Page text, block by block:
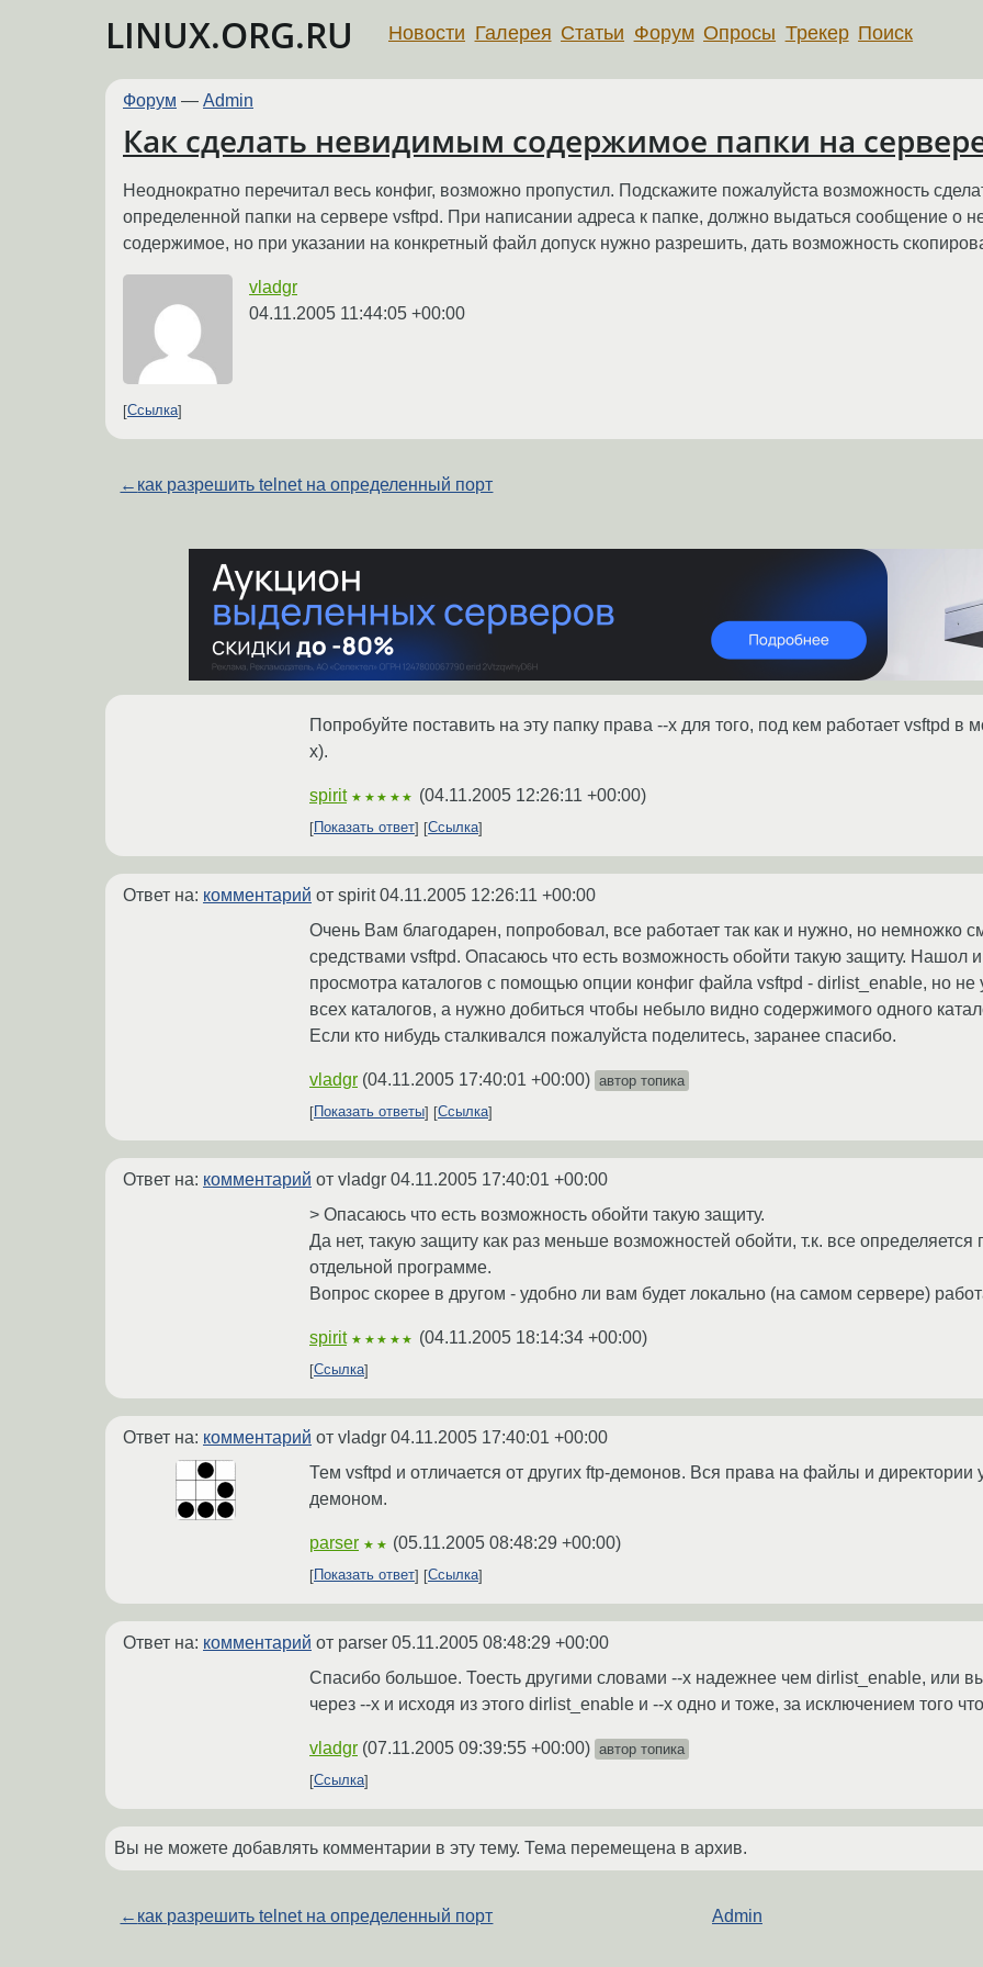
LINUX.ORG.RU Новости Галерея Статьи Форум Опросы Трекер Поиск
Форум — Admin
Как сделать невидимым содержимое папки на
Неоднократно перечитал весь конфиг, возможно пропустил. Подскажите пожалуйста возможность
определенной папки на сервере vsftpd. При написании адреса к папке, должно выдаться сообщение о
содержимое, но при указании на конкретный файл допуск нужно разрешить, дать возможность
vladgr
04.11.2005 11:44:05 +00:00
Ссылка
← как разрешить telnet на определенный порт
Попробуйте поставить на эту папку права --x для того, под кем работает vsftpd
x).
spirit ★★★★★ (04.11.2005 12:26:11 +00:00)
Показать ответ Ссылка
Ответ на: комментарий от spirit04.11.2005 12:26:11 +00:00
Очень Вам благодарен, попробовал, все работает так как и нужно, но немножко
средствами vsftpd. Опасаюсь что есть возможность обойти такую защиту. Нашол
просмотра каталогов с помощью опции конфиг файла vsftpd - dirlist_enable, но не
всех каталогов, а нужно добиться чтобы небыло видно содержимого одного
Если кто нибудь сталкивался пожалуйста поделитесь, заранее спасибо.
vladgr (04.11.2005 17:40:01 +00:00) автор топика
Показать ответы
Ссылка
Ответ на: комментарий от vladgr 04.11.2005 17:40:01 +00:00
> Опасаюсь что есть возможность обойти такую защиту.
Да нет, такую защиту как раз меньше возможностей обойти, т.к. все
отдельной программе.
Вопрос скорее в другом - удобно ли вам будет локально (на самом сервере)
spirit ★★★★★ (04.11.2005 18:14:34 +00:00)
Ссылка
Ответ на: комментарий от vladgr 04.11.2005 17:40:01 +00:00
Тем vsftpd и отличается от других ftp-демонов. Вся права на файлы и
демоном.
parser ★★ (05.11.2005 08:48:29 +00:00)
Показать ответ Ссылка
Ответ на: комментарий от parser 05.11.2005 08:48:29 +00:00
Спасибо большое. Тоесть другими словами --x надежнее чем dirlist_enable, или вы
через --x и исходя из этого dirlist_enable и --x одно и тоже, за исключением того
vladgr (07.11.2005 09:39:55 +00:00) автор топика
Ссылка
Вы не можете добавлять комментарии в эту тему. Тема перемещена в архив.
← как разрешить telnet на определенный порт Admin